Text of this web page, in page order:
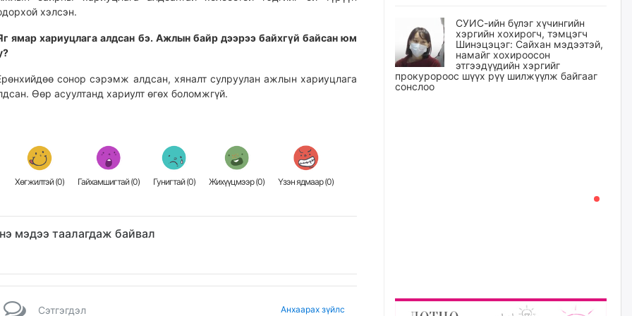
хэлсэн.
ямар хариуцлага алдсан бэ. Ажлын байр дээрээ байхгүй байсан юм
сонор сэрэмж алдсан, хяналт сулруулан ажлын хариуцлага
Өөр асуултанд хариулт өгөх боломжгүй.
Хөгжилтэй (0) Гайхамшигтай (0) Гунигтай (0) Жихүүцмээр (0) Үзэн ядмаар (0)
мэдээ таалагдаж байвал
Сэтгэгдэл Анхаарах зүйлс
СУИС-ийн бүлэг хүчингийн
хэргийн хохирогч, тэмцэгч
Шинэцэцэг: Сайхан мэдээтэй,
намайг хохироосон
этгээдүүдийн хэргийг
прокуророос шүүх рүү шилжүүлж байгааг
сонслоо